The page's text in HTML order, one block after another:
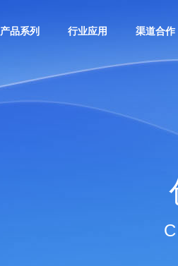
产品系列 行业应用 渠道合作